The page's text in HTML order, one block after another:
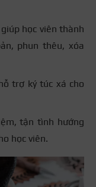
học viên thành
phun thêu, xóa
trợ ký túc xá cho
tận tình hướng
học viên.